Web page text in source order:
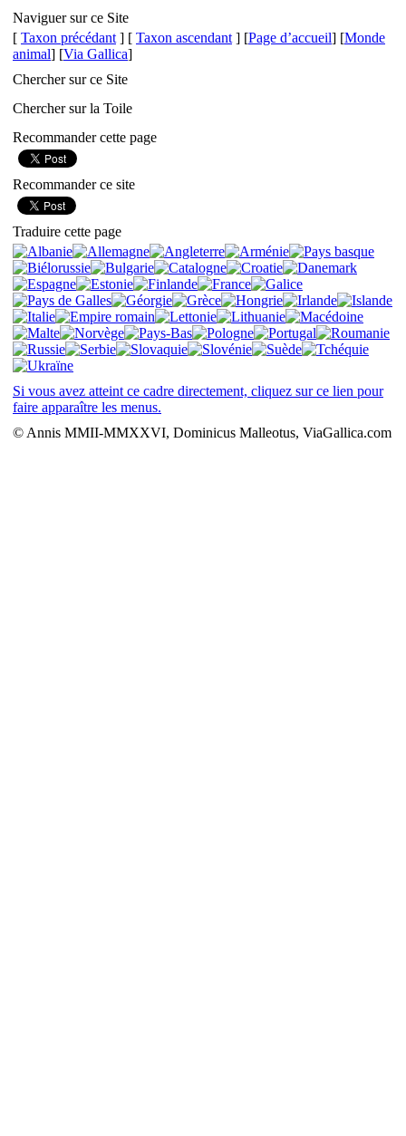
Naviguer sur ce Site
[ Taxon précédant ] [ Taxon ascendant ] [Page d’accueil] [Monde
animal] [Via Gallica]
Chercher sur ce Site
Chercher sur la Toile
Recommander cette page
Recommander ce site
Traduire cette page
Si vous avez atteint ce cadre directement, cliquez sur ce lien pour
faire apparaître les menus.
© Annis MMII-MMXXVI, Dominicus Malleotus, ViaGallica.com